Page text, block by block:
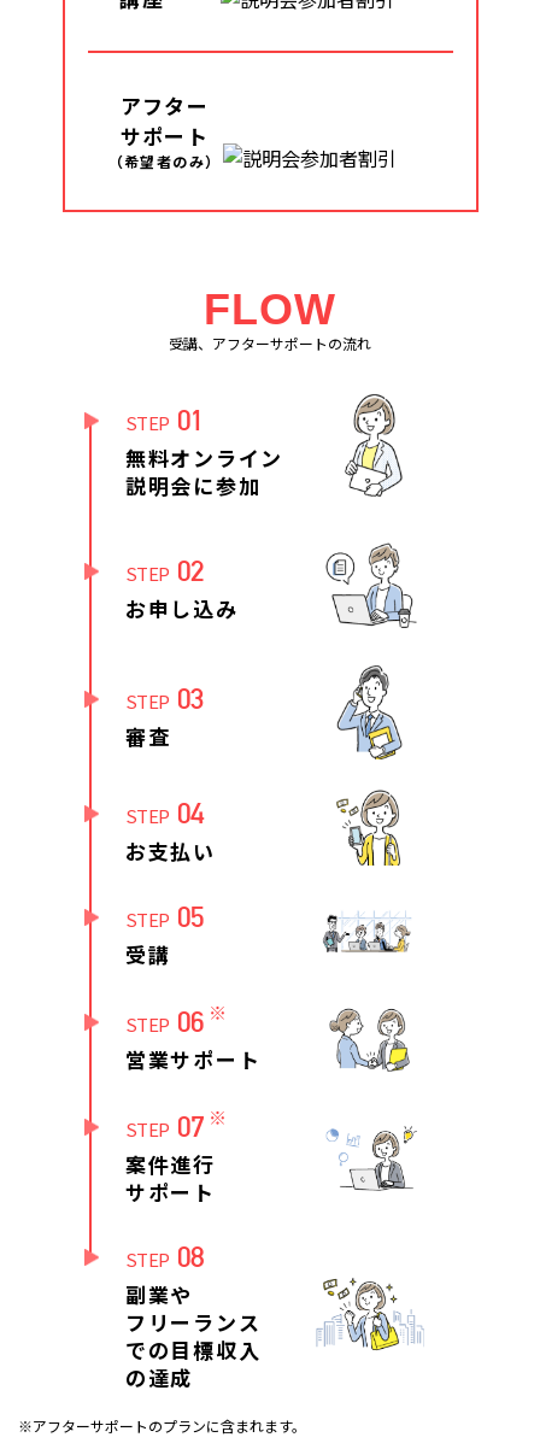
アフター
サポート
（希望者のみ）
FLOW
受講、アフターサポートの流れ
STEP 01
無料オンライン
説明会に参加
STEP 02
お申し込み
STEP 03
審査
STEP 04
お支払い
STEP 05
受講
STEP 06 ※
営業サポート
STEP 07 ※
案件進行
サポート
STEP 08
副業や
フリーランス
での目標収入
の達成
※アフターサポートのプランに含まれます。